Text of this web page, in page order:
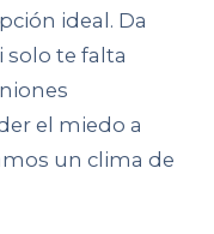
ideal. Da
solo te falta
el miedo a
un clima de